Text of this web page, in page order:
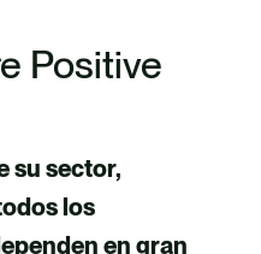
Positive
su sector,
los
en gran